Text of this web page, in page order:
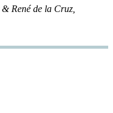
René de la Cruz,